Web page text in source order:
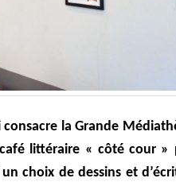
la Grande
littéraire « côté cour »
choix de dessins et